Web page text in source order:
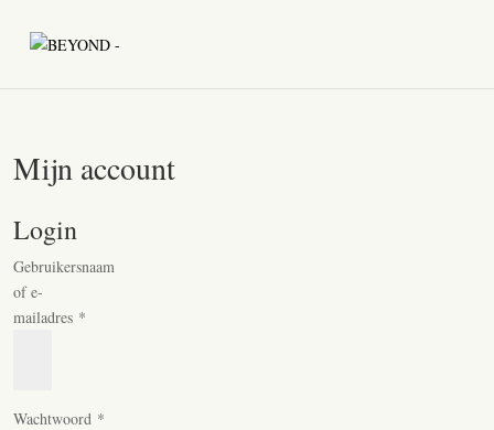
Mijn account
Login
Gebruikersnaam
of e-
mailadres *
Wachtwoord *